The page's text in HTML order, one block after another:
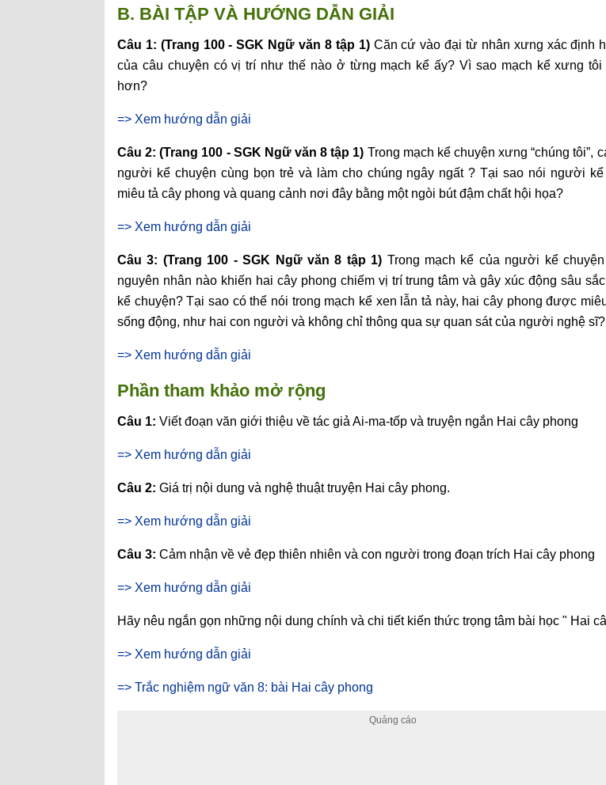
B. BÀI TẬP VÀ HƯỚNG DẪN GIẢI
Câu 1: (Trang 100 - SGK Ngữ văn 8 tập 1) Căn cứ vào đại từ nhân xưng xác định
của câu chuyện có vị trí như thế nào ở từng mạch kể ấy? Vì sao mạch kể xưng tôi
hơn?
=> Xem hướng dẫn giải
Câu 2: (Trang 100 - SGK Ngữ văn 8 tập 1) Trong mạch kể chuyện xưng “chúng tôi”,
người kể chuyện cùng bọn trẻ và làm cho chúng ngây ngất ? Tại sao nói người kể
miêu tả cây phong và quang cảnh nơi đây bằng một ngòi bút đậm chất hội họa?
=> Xem hướng dẫn giải
Câu 3: (Trang 100 - SGK Ngữ văn 8 tập 1) Trong mạch kể của người kể chuyện
nguyên nhân nào khiến hai cây phong chiếm vị trí trung tâm và gây xúc động sâu
kể chuyện? Tại sao có thể nói trong mạch kể xen lẫn tả này, hai cây phong được
sống động, như hai con người và không chỉ thông qua sự quan sát của người nghệ sĩ?
=> Xem hướng dẫn giải
Phần tham khảo mở rộng
Câu 1: Viết đoạn văn giới thiệu về tác giả Ai-ma-tốp và truyện ngắn Hai cây phong
=> Xem hướng dẫn giải
Câu 2: Giá trị nội dung và nghệ thuật truyện Hai cây phong.
=> Xem hướng dẫn giải
Câu 3: Cảm nhận về vẻ đẹp thiên nhiên và con người trong đoạn trích Hai cây phong
=> Xem hướng dẫn giải
Hãy nêu ngắn gọn những nội dung chính và chi tiết kiến thức trọng tâm bài học " Hai
=> Xem hướng dẫn giải
=> Trắc nghiệm ngữ văn 8: bài Hai cây phong